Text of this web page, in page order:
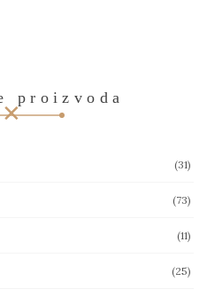
proizvoda
(31)
(73)
(11)
(25)